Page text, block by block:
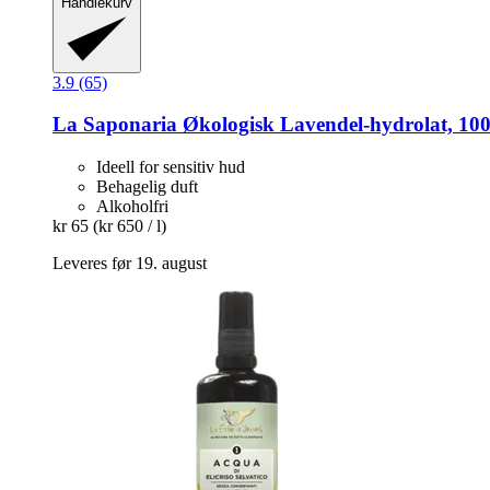
3.9 (65)
La Saponaria Økologisk Lavendel-​hydrolat,
Ideell for sensitiv hud
Behagelig duft
Alkoholfri
kr 65 (kr 650 / l)
Leveres før 19. august